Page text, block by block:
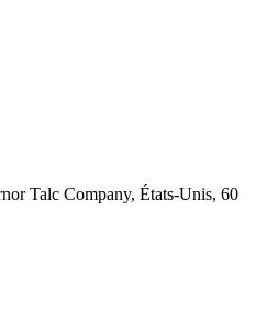
Talc Company, États-Unis, 60